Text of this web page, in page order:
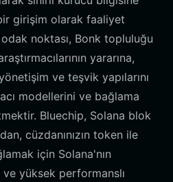
girişim olarak faaliyet
noktası, Bonk topluluğu
yararına,
ve teşvik yapılarını
modellerini ve bağlama
Bluechip, Solana blok
cüzdanınızın token ile
için Solana'nın
ve yüksek performanslı